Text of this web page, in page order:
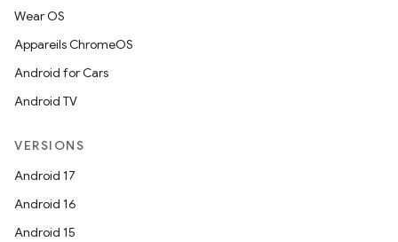
Wear OS
Appareils ChromeOS
Android for Cars
Android TV
VERSIONS
Android 17
Android 16
Android 15